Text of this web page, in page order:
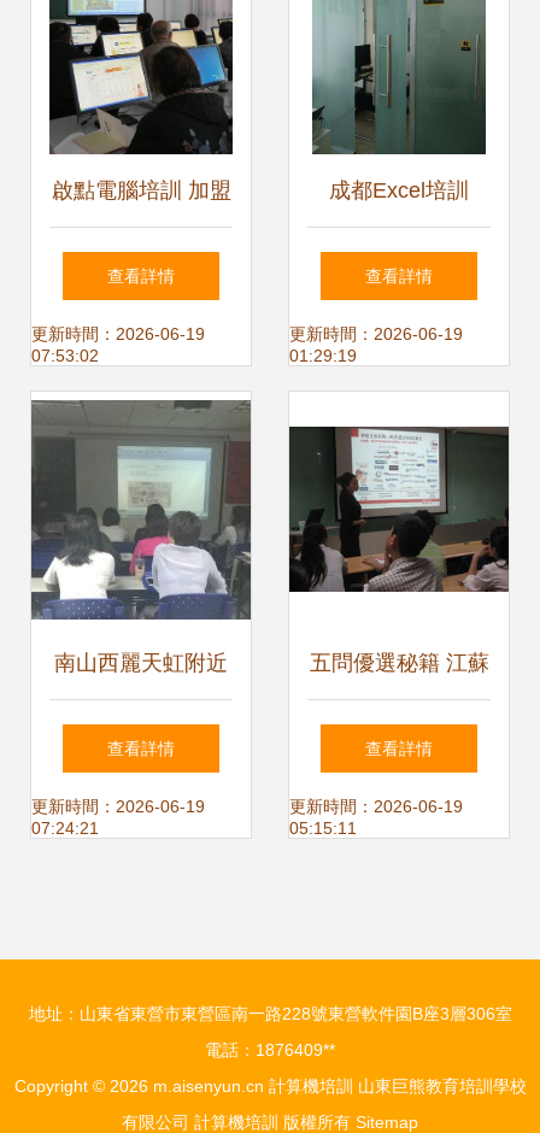
啟點電腦培訓 加盟
優勢深度解析，助
力計算機教育新未
來
查看詳情
更新時間：2026-06-19
07:53:02
成都Excel培訓
從“小白”到“大神”，
只差一節精品課
查看詳情
更新時間：2026-06-19
01:29:19
南山西麗天虹附近
計算機培訓 電腦辦
公軟件技能提升指
查看詳情
更新時間：2026-06-19
07:24:21
五問優選秘籍 江蘇
萬和計算機培訓中
心如何成就不一樣
查看詳情
更新時間：2026-06-19
05:15:11
地址：山東省東營市東營區南一路228號東營軟件園B座3層306室
電話：1876409**
Copyright © 2026 m.aisenyun.cn 計算機培訓 山東巨熊教育培訓學校
有限公司 計算機培訓 版權所有 Sitemap